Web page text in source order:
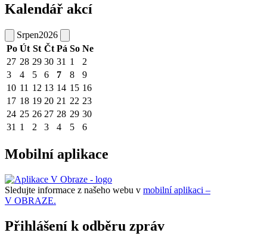
Kalendář akcí
Srpen2026
Po Út St Čt Pá So Ne
27 28 29 30 31 1
2
3
4 5 6 7 8
9
10 11 12 13 14 15 16
17 18 19 20 21 22 23
24 25 26 27 28 29 30
31 1 2 3 4 5 6
Mobilní aplikace
Sledujte informace z našeho webu v mobilní aplikaci –
V OBRAZE.
Přihlášení k odběru zpráv